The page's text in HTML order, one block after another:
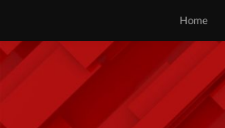
Home